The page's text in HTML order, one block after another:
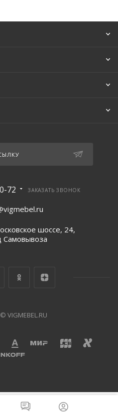
72 ЗАКАЗАТЬ ЗВОНОК
шоссе, 24,
Cамовывоза
VIGMEBEL.RU